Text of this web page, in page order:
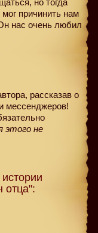
причинить нам
нас очень любил
рассказав о
мессенджеров!
этого не
отца":